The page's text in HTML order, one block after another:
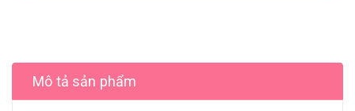
Mô tả sản phẩm